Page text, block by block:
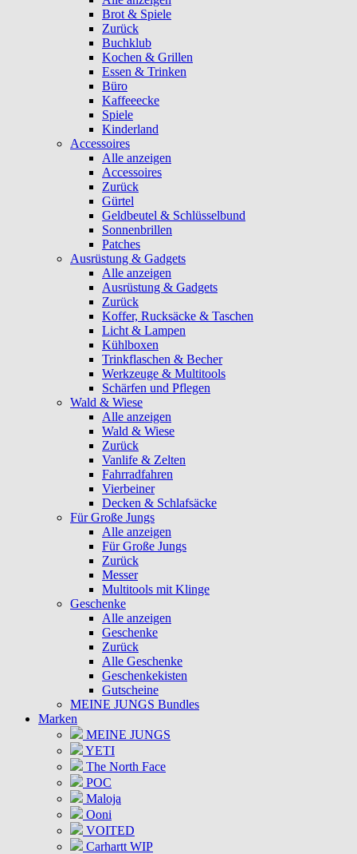
Brot & Spiele
Zurück
Buchklub
Kochen & Grillen
Essen & Trinken
Büro
Kaffeeecke
Spiele
Kinderland
Accessoires
Alle anzeigen
Accessoires
Zurück
Gürtel
Geldbeutel & Schlüsselbund
Sonnenbrillen
Patches
Ausrüstung & Gadgets
Alle anzeigen
Ausrüstung & Gadgets
Zurück
Koffer, Rucksäcke & Taschen
Licht & Lampen
Kühlboxen
Trinkflaschen & Becher
Werkzeuge & Multitools
Schärfen und Pflegen
Wald & Wiese
Alle anzeigen
Wald & Wiese
Zurück
Vanlife & Zelten
Fahrradfahren
Vierbeiner
Decken & Schlafsäcke
Für Große Jungs
Alle anzeigen
Für Große Jungs
Zurück
Messer
Multitools mit Klinge
Geschenke
Alle anzeigen
Geschenke
Zurück
Alle Geschenke
Geschenkekisten
Gutscheine
MEINE JUNGS Bundles
Marken
MEINE JUNGS
YETI
The North Face
POC
Maloja
Ooni
VOITED
Carhartt WIP